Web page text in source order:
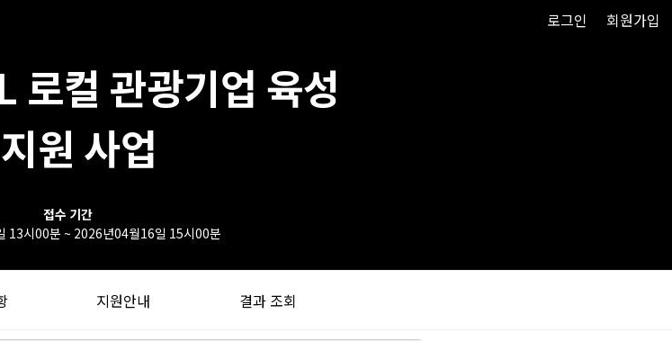
로그인 회원가입
컬 관광기업 육성
원 사업
접수 기간
13시00분~ 2026년04월16일 15시00분
지원안내 결과 조회